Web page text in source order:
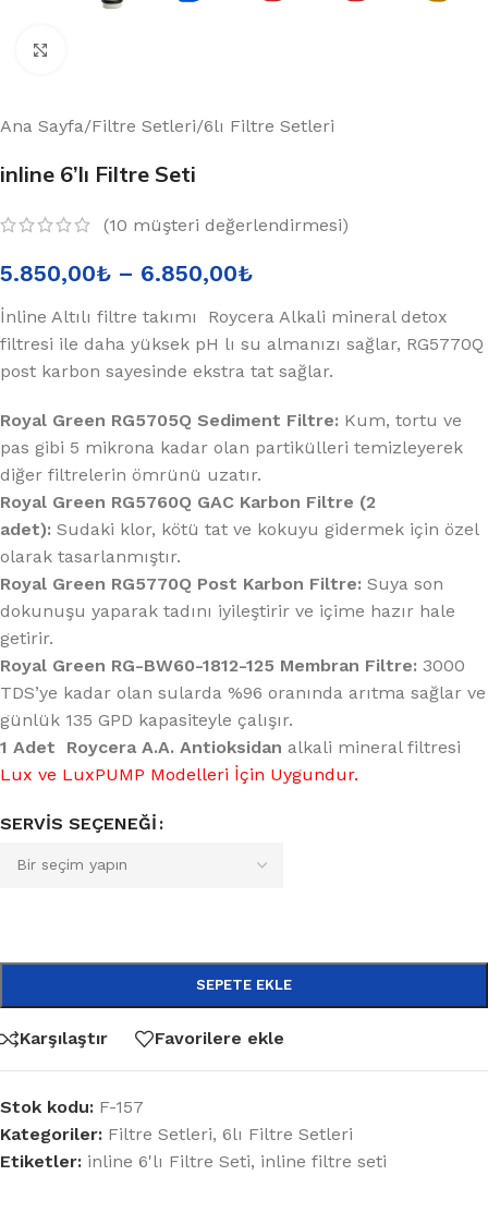
Ana Sayfa/Filtre Setleri/6lı Filtre Setleri
inline 6’lı Filtre Seti
(10 müşteri değerlendirmesi)
5.850,00₺ – 6.850,00₺
İnline Altılı filtre takımı Roycera Alkali mineral detox
filtresi ile daha yüksek pH lı su almanızı sağlar, RG5770Q
post karbon sayesinde ekstra tat sağlar.
Royal Green RG5705Q Sediment Filtre: Kum, tortu ve
pas gibi 5 mikrona kadar olan partikülleri temizleyerek
diğer filtrelerin ömrünü uzatır.
Royal Green RG5760Q GAC Karbon Filtre (2
adet): Sudaki klor, kötü tat ve kokuyu gidermek için özel
olarak tasarlanmıştır.
Royal Green RG5770Q Post Karbon Filtre: Suya son
dokunuşu yaparak tadını iyileştirir ve içime hazır hale
getirir.
Royal Green RG-BW60-1812-125 Membran Filtre: 3000
TDS’ye kadar olan sularda %96 oranında arıtma sağlar ve
günlük 135 GPD kapasiteyle çalışır.
1 Adet Roycera A.A. Antioksidan alkali mineral filtresi
Lux ve LuxPUMP Modelleri İçin Uygundur.
SERVIS SEÇENEĞI
SEPETE EKLE
Karşılaştır Favorilere ekle
Stok kodu: F-157
Kategoriler: Filtre Setleri, 6lı Filtre Setleri
Etiketler: inline 6'lı Filtre Seti, inline filtre seti